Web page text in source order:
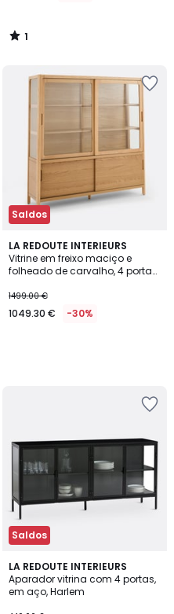
1
/
Saldos
LA REDOUTE INTERIEURS
Vitrine em freixo maciço e
folheado de carvalho, 4 portas,
1499.00 €
1049.30 € -30%
Saldos
LA REDOUTE INTERIEURS
Aparador vitrina com 4 portas,
em aço, Harlem
4,1
/ 5